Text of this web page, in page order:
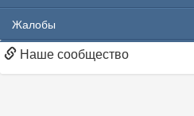
Жалобы
Наше сообщество